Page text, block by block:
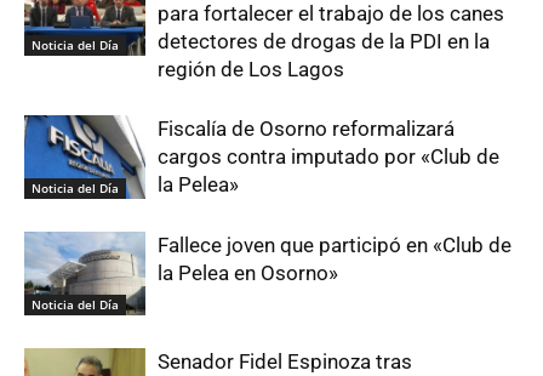
Noticia del Día
para fortalecer el trabajo de los canes
detectores de drogas de la PDI en la
región de Los Lagos
Noticia del Día
Fiscalía de Osorno reformalizará
cargos contra imputado por «Club de
la Pelea»
Noticia del Día
Fallece joven que participó en «Club de
la Pelea en Osorno»
Senador Fidel Espinoza tras